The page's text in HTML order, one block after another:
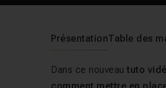
PrésentationTable des
Dans ce nouveaututo